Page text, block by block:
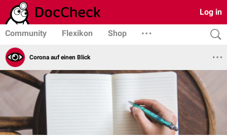
Log in
Community Flexikon Shop
Corona auf einen Blick